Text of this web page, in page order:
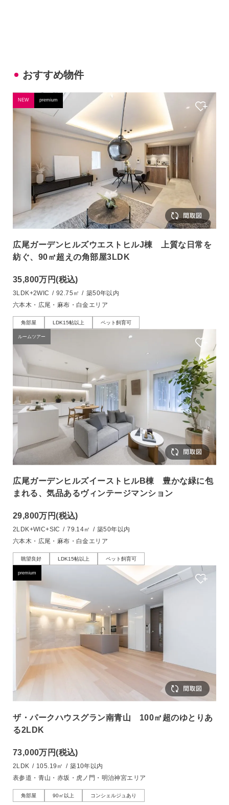
おすすめ物件
NEW premium
広尾ガーデンヒルズウエストヒルJ棟 上質な日常を
紡ぐ、90㎡超えの角部屋3LDK
35,800万円(税込)
3LDK+2WIC / 92.75㎡ / 築50年以内
六本木・広尾・麻布・白金エリア
角部屋 LDK15帖以上 ペット飼育可
ルームツアー
広尾ガーデンヒルズイーストヒルB棟 豊かな緑に包
まれる、気品あるヴィンテージマンション
29,800万円(税込)
2LDK+WIC+SIC / 79.14㎡ / 築50年以内
六本木・広尾・麻布・白金エリア
眺望良好 LDK15帖以上 ペット飼育可
premium
ザ・パークハウスグラン南青山 100㎡超のゆとりあ
る2LDK
73,000万円(税込)
2LDK / 105.19㎡ / 築10年以内
表参道・青山・赤坂・虎ノ門・明治神宮エリア
角部屋 90㎡以上 コンシェルジュあり